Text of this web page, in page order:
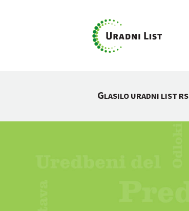
GLASILO URADNI LIST RS